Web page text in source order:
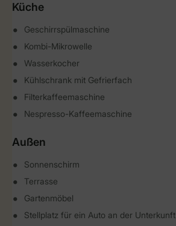
Küche
Geschirrspülmaschine
Kombi-Mikrowelle
Wasserkocher
Kühlschrank mit Gefrierfach
Filterkaffeemaschine
Nespresso-Kaffeemaschine
Außen
Sonnenschirm
Terrasse
Gartenmöbel
Stellplatz für ein Auto an der Unterkunft